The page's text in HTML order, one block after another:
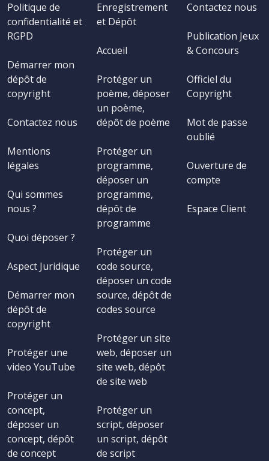
Politique de
confidentialité et
RGPD
Démarrer mon
dépôt de
copyright
Contactez nous
Mentions
légales
Qui sommes
nous ?
Quoi déposer ?
Aspect Juridique
Démarrer mon
dépôt de
copyright
Protéger une
video YouTube
Protéger un
concept,
déposer un
concept, dépôt
de concept
Enregistrement
et Dépôt
Accueil
Protéger un
poème, déposer
un poème,
dépôt de poème
Protéger un
programme,
déposer un
programme,
dépôt de
programme
Protéger un
code source,
déposer un code
source, dépôt de
codes source
Protéger un site
web, déposer un
site web, dépôt
de site web
Protéger un
script, déposer
un script, dépôt
de script
Contactez nous
Publication Jeux
& Concours
Officiel du
Copyright
Mot de passe
oublié
Ouverture de
compte
Espace Client